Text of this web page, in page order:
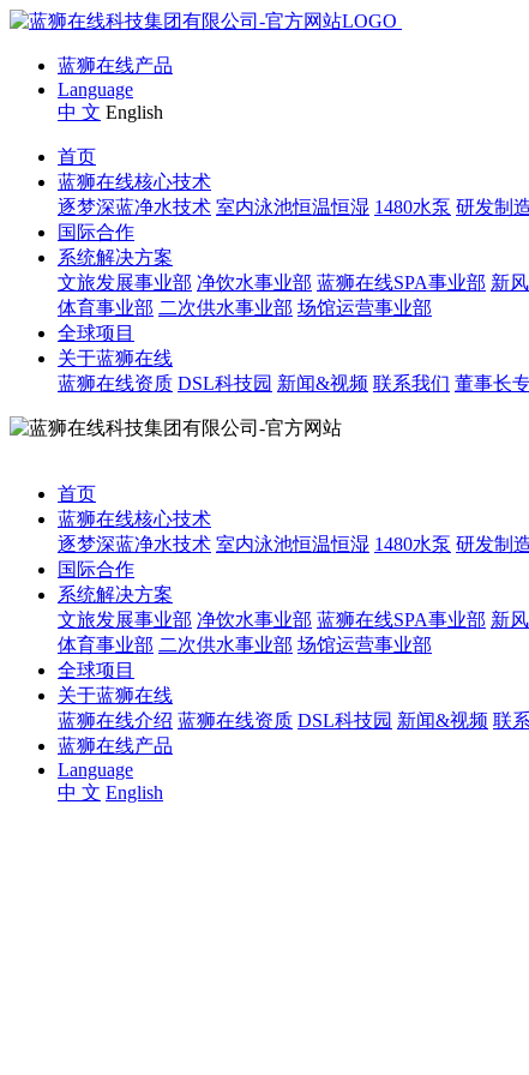
蓝狮在线产品
Language
中 文 English
首页
蓝狮在线核心技术
逐梦深蓝净水技术 室内泳池恒温恒湿 1480水泵 研发制
国际合作
系统解决方案
文旅发展事业部 净饮水事业部 蓝狮在线SPA事业部 新
体育事业部 二次供水事业部 场馆运营事业部
全球项目
关于蓝狮在线
蓝狮在线资质 DSL科技园 新闻&视频 联系我们 董事长
首页
蓝狮在线核心技术
逐梦深蓝净水技术 室内泳池恒温恒湿 1480水泵 研发制
国际合作
系统解决方案
文旅发展事业部 净饮水事业部 蓝狮在线SPA事业部 新
体育事业部 二次供水事业部 场馆运营事业部
全球项目
关于蓝狮在线
蓝狮在线介绍 蓝狮在线资质 DSL科技园 新闻&视频 联
蓝狮在线产品
Language
中 文 English